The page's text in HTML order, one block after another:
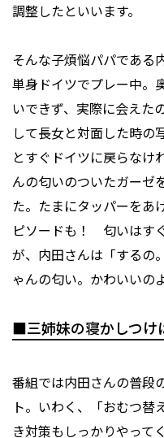
調整したといいます。
そんな子煩悩パパである
単身ドイツでプレー中。
いできず、実際に会えた
して長女と対面した時の
とすぐドイツに戻らなけ
んの匂いのついたガーゼ
た。たまにタッパーをあ
ピソードも！ 匂いはす
が、内田さんは「するの
ゃんの匂い。かわいいの
■三姉妹の寝かしつけ
番組では内田さんの普段
ト。いわく、「おむつ替
き対策もしっかりやって